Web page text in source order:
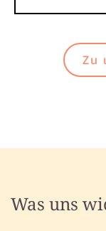
Zu
Was uns